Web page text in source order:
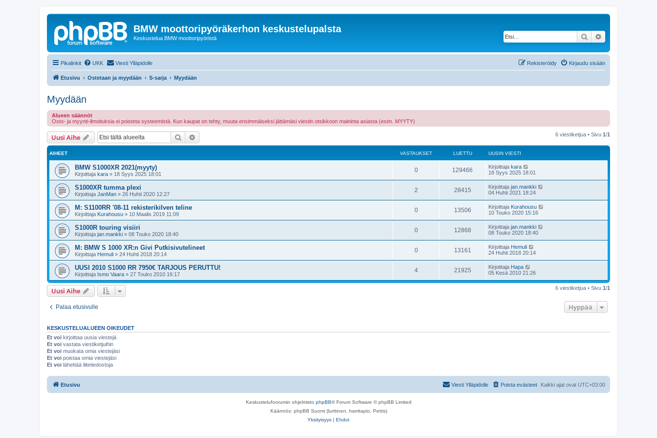
BMW moottoripyöräkerhon keskustelupalsta
Keskustelua BMW moottoripyöristä Etsi
Pikalinkit UKK Viesti Ylläpidolle Kirjaudu sisään
Rekisteröidy
Etusivu Ostetaan ja myydään S-sarja Myydään
Myydään
Alueen säännöt
Osto- ja myynti-ilmoituksia ei poisteta systeemistä. Kun kaupat on tehty, muuta ensimmäiseksi jättämäsi viestin otsikkoon maininta asiasta (esim. MYYTY)
Uusi Aihe Etsi 6 viestiketjua • Sivu 1/1
AIHEET VASTAUKSET LUETTU UUSIN VIESTI
BMW S1000XR 2021(myyty)
Kirjoittaja kara » 18 Syys 2025 18:01
0 129466 Kirjoittaja kara
18 Syys 2025 18:01
S1000XR tumma plexi
Kirjoittaja JanMan » 26 Huhti 2020 12:27
2 28415 Kirjoittaja jan.mankki
04 Huhti 2021 18:24
M: S1100RR '08-11 rekisterikilven teline
Kirjoittaja Kurahousu » 10 Maalis 2019 11:09
0 13506 Kirjoittaja Kurahousu
10 Touko 2020 15:16
S1000R touring visiiri
Kirjoittaja jan.mankki » 08 Touko 2020 18:40
0 12868 Kirjoittaja jan.mankki
08 Touko 2020 18:40
M: BMW S 1000 XR:n Givi Putkisivutelineet
Kirjoittaja Hemuli » 24 Huhti 2018 20:14
0 13161 Kirjoittaja Hemuli
24 Huhti 2018 20:14
UUSI 2010 S1000 RR 7950€ TARJOUS PERUTTU!
Kirjoittaja Ismo Vaara » 27 Touko 2010 16:17
4 21925 Kirjoittaja Hapa
05 Kesä 2010 21:26
Uusi Aihe 6 viestiketjua • Sivu 1/1
Palaa etusivulle Hyppää
KESKUSTELUALUEEN OIKEUDET
Et voi kirjoittaa uusia viestejä
Et voi vastata viestiketjuihin
Et voi muokata omia viestejäsi
Et voi poistaa omia viestejäsi
Et voi lähettää liitetiedostoja
Etusivu Kaikki ajat ovat UTC+03:00
Poista evästeet
Viesti Ylläpidolle
Keskustelufoorumin ohjelmisto phpBB® Forum Software © phpBB Limited
Käännös: phpBB Suomi (lurttinen, harritapio, Pettis)
Yksityisyys | Ehdot